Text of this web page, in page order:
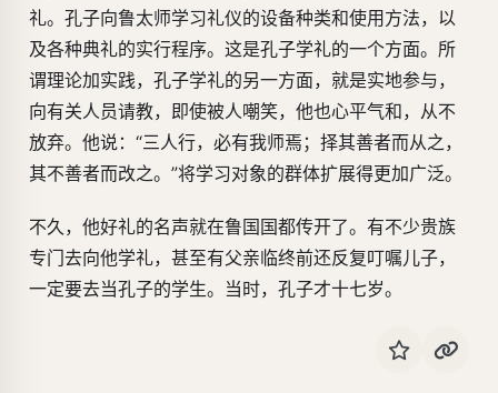
礼。孔子向鲁太师学习礼仪的设备种类和使用方法，以
及各种典礼的实行程序。这是孔子学礼的一个方面。所
谓理论加实践，孔子学礼的另一方面，就是实地参与，
向有关人员请教，即使被人嘲笑，他也心平气和，从不
放弃。他说：“三人行，必有我师焉；择其善者而从之，
其不善者而改之。”将学习对象的群体扩展得更加广泛。
不久，他好礼的名声就在鲁国国都传开了。有不少贵族
专门去向他学礼，甚至有父亲临终前还反复叮嘱儿子，
一定要去当孔子的学生。当时，孔子才十七岁。